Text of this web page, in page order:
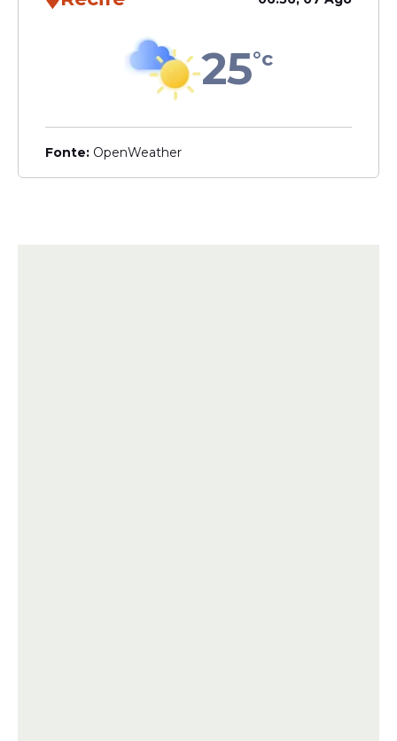
25°c
Fonte: OpenWeather